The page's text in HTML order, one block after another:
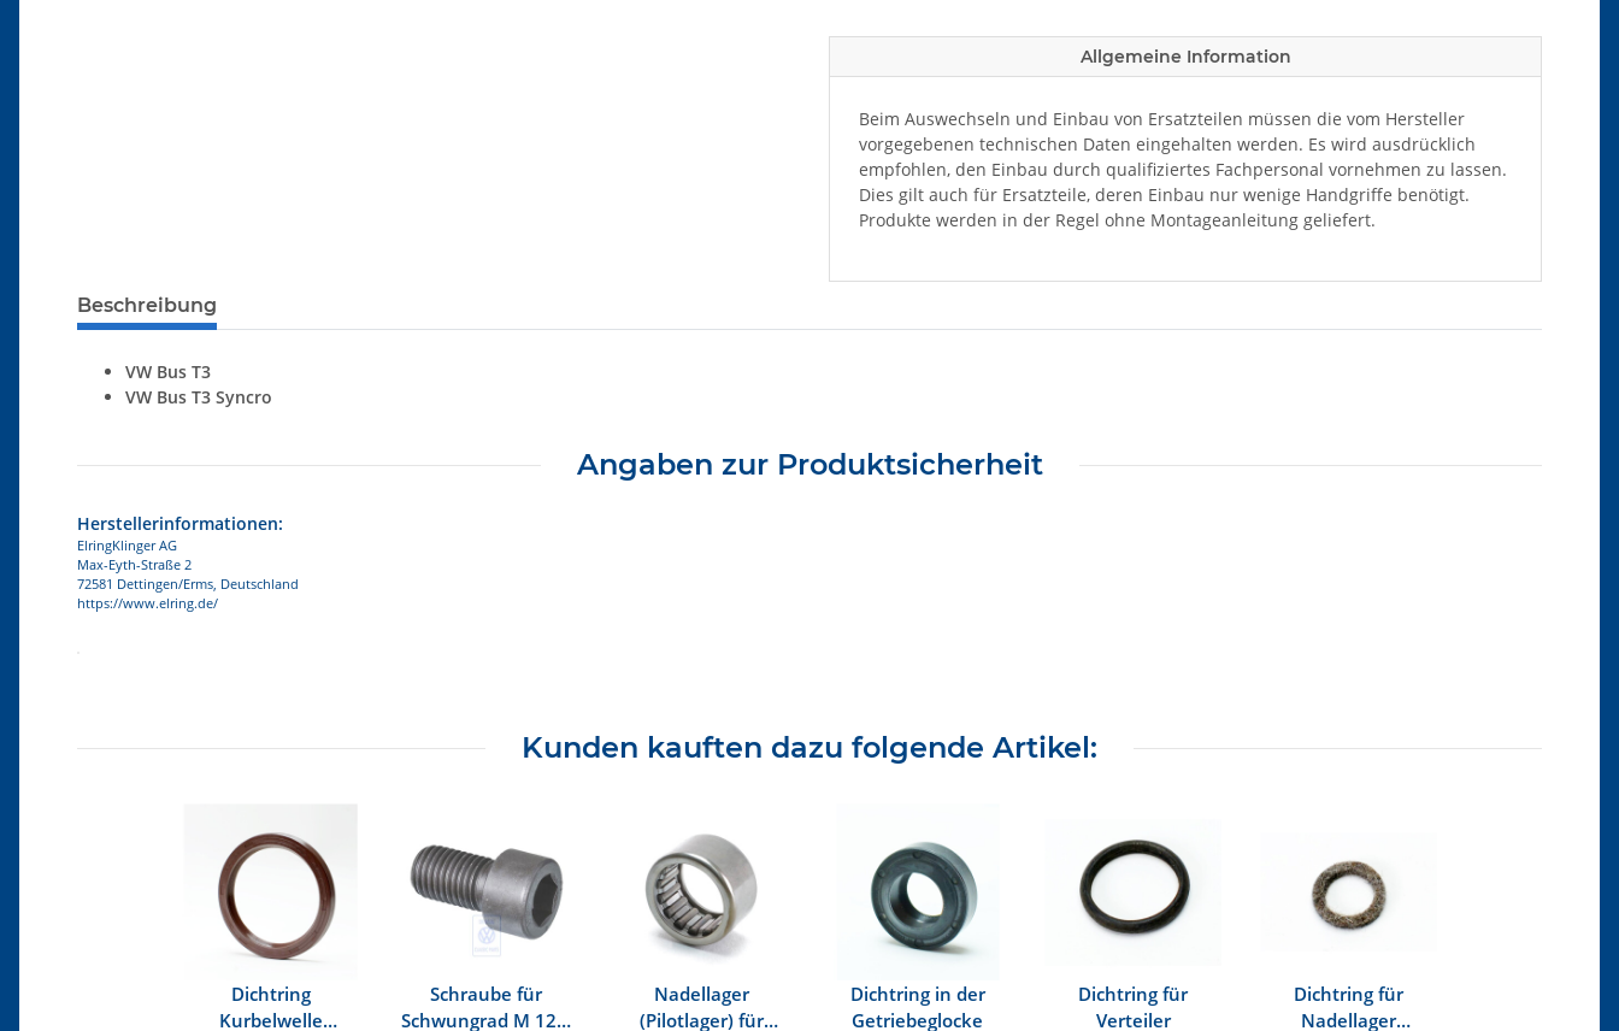
Allgemeine Information
Beim Auswechseln und Einbau von Ersatzteilen müssen die vom Hersteller
vorgegebenen technischen Daten eingehalten werden. Es wird ausdrücklich
empfohlen, den Einbau durch qualifiziertes Fachpersonal vornehmen zu lassen.
Dies gilt auch für Ersatzteile, deren Einbau nur wenige Handgriffe benötigt.
Produkte werden in der Regel ohne Montageanleitung geliefert.
Beschreibung
VW Bus T3
VW Bus T3 Syncro
Angaben zur Produktsicherheit
Herstellerinformationen:
ElringKlinger AG
Max-Eyth-Straße 2
72581 Dettingen/Erms, Deutschland
https://www.elring.de/
Kunden kauften dazu folgende Artikel:
Dichtring
Kurbelwelle
Schraube für
Schwungrad M 12 x
Nadellager
(Pilotlager) für
Dichtring in der
Getriebeglocke
Dichtring für
Verteiler
Dichtring für
Nadellager